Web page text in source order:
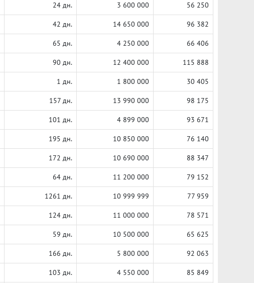
24 дн. 3 600 000 56 250
42 дн. 14 650 000 96 382
65 дн. 4 250 000 66 406
90 дн. 12 400 000 115 888
1 дн. 1 800 000 30 405
157 дн. 13 990 000 98 175
101 дн. 4 899 000 93 671
195 дн. 10 850 000 76 140
172 дн. 10 690 000 88 347
64 дн. 11 200 000 79 152
1261 дн. 10 999 999 77 959
124 дн. 11 000 000 78 571
59 дн. 10 500 000 65 625
166 дн. 5 800 000 92 063
103 дн. 4 550 000 85 849